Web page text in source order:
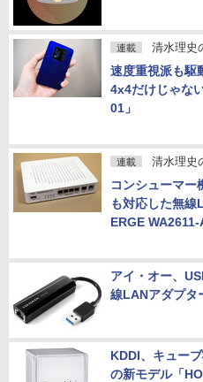
連載 清水理史
速度重視派も駆
4x4だけじゃな
01」
連載 清水理史
コンシューマ
も対応した無線
ERGE WA2611-
アイ・オー、
線LANアダプタ
KDDI、キュー
の新モデル「